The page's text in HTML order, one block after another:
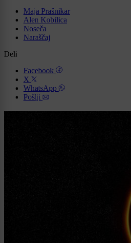
Maja Prašnikar
Alen Kobilica
Noseča
Naraščaj
Deli
Facebook
X
WhatsApp
Pošlji